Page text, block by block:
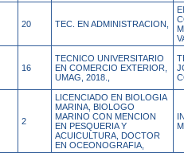
20 TEC. EN ADMINISTRACION,
16
TECNICO UNIVERSITARIO
EN COMERCIO EXTERIOR,
UMAG, 2018.,
2
LICENCIADO EN BIOLOGIA
MARINA, BIOLOGO
MARINO CON MENCION
EN PESQUERIA Y
ACUICULTURA, DOCTOR
EN OCEONOGRAFIA,